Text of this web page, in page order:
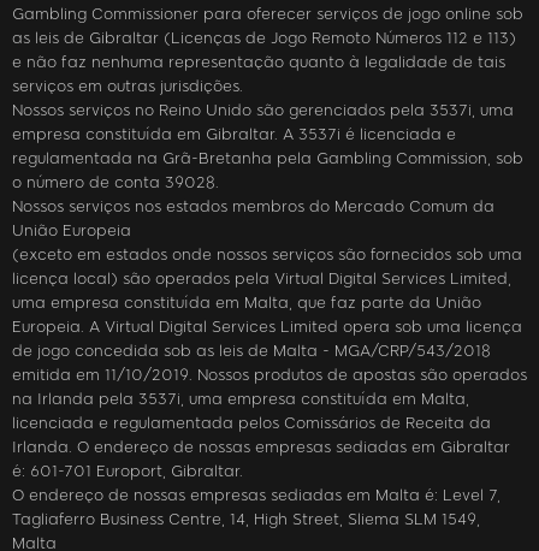
Gambling Commissioner para oferecer serviços de jogo online sob
as leis de Gibraltar (Licenças de Jogo Remoto Números 112 e 113)
e não faz nenhuma representação quanto à legalidade de tais
serviços em outras jurisdições.
Nossos serviços no Reino Unido são gerenciados pela 3537i, uma
empresa constituída em Gibraltar. A 3537i é licenciada e
regulamentada na Grã-Bretanha pela Gambling Commission, sob
o número de conta 39028.
Nossos serviços nos estados membros do Mercado Comum da
União Europeia
(exceto em estados onde nossos serviços são fornecidos sob uma
licença local) são operados pela Virtual Digital Services Limited,
uma empresa constituída em Malta, que faz parte da União
Europeia. A Virtual Digital Services Limited opera sob uma licença
de jogo concedida sob as leis de Malta - MGA/CRP/543/2018
emitida em 11/10/2019. Nossos produtos de apostas são operados
na Irlanda pela 3537i, uma empresa constituída em Malta,
licenciada e regulamentada pelos Comissários de Receita da
Irlanda. O endereço de nossas empresas sediadas em Gibraltar
é: 601-701 Europort, Gibraltar.
O endereço de nossas empresas sediadas em Malta é: Level 7,
Tagliaferro Business Centre, 14, High Street, Sliema SLM 1549,
Malta